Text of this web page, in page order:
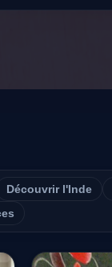
Découvrir l'Inde